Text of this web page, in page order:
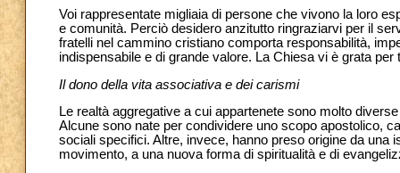
Voi rappresentate migliaia di persone che vivono la loro
e comunità. Perciò desidero anzitutto ringraziarvi per il
fratelli nel cammino cristiano comporta responsabilità,
indispensabile e di grande valore. La Chiesa vi è grata per
Il dono della vita associativa e dei carismi
Le realtà aggregative a cui appartenete sono molto
Alcune sono nate per condividere uno scopo apostolico,
sociali specifici. Altre, invece, hanno preso origine da
movimento, a una nuova forma di spiritualità e di